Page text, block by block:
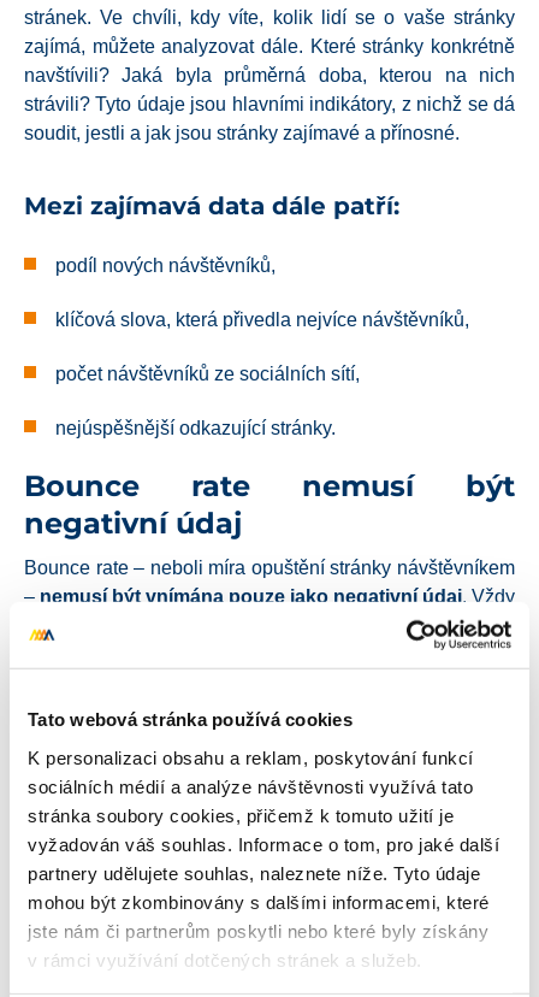
Tato webová stránka používá cookies
K personalizaci obsahu a reklam, poskytování funkcí
sociálních médií a analýze návštěvnosti využívá tato
stránka soubory cookies, přičemž k tomuto užití je
vyžadován váš souhlas. Informace o tom, pro jaké další
partnery udělujete souhlas, naleznete níže. Tyto údaje
mohou být zkombinovány s dalšími informacemi, které
jste nám či partnerům poskytli nebo které byly získány
v rámci využívání dotčených stránek a služeb.
stránek. Ve chvíli, kdy víte, kolik lidí se o vaše stránky
zajímá, můžete analyzovat dále. Které stránky konkrétně
navštívili? Jaká byla průměrná doba, kterou na nich
strávili? Tyto údaje jsou hlavními indikátory, z nichž se dá
soudit, jestli a jak jsou stránky zajímavé a přínosné.
Mezi zajímavá data dále patří:
podíl nových návštěvníků,
klíčová slova, která přivedla nejvíce návštěvníků,
počet návštěvníků ze sociálních sítí,
nejúspěšnější odkazující stránky.
Bounce rate nemusí být
negativní údaj
Bounce rate – neboli míra opuštění stránky návštěvníkem
– nemusí být vnímána pouze jako negativní údaj. Vždy
záleží na kontextu každé konkrétní stránky. Dobrým
příkladem je stránka kontaktů. Představte si, že uživatel
hledal (adresu, e-mail nebo telefon na vaši firmu).
stránka svůj cíl ve skutečnosti splnila.
V případě, že byste na jednotlivých stránkách opravdu
chtěli bounce rate snížit, je možné nastavit události, které
se spustí při provedení určené interakce uživatele se
stránkou. Informace o tom, co se na dané stránce stalo,
se poté do Google Analytics automaticky přenese.
Z předchozího příkladu může být událostí třeba